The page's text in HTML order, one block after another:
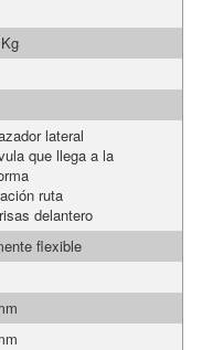
lateral
que llega a la
ruta
delantero
flexible